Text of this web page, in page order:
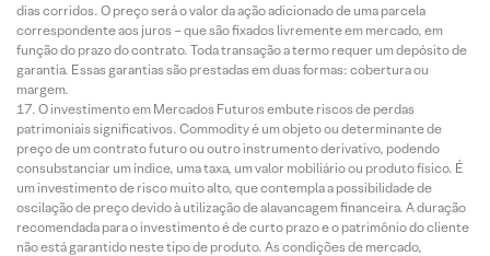
dias corridos. O preço será o valor da ação adicionado de uma parcela
correspondente aos juros – que são fixados livremente em mercado, em
função do prazo do contrato. Toda transação a termo requer um depósito de
garantia. Essas garantias são prestadas em duas formas: cobertura ou
margem.
O investimento em Mercados Futuros embute riscos de perdas
patrimoniais significativos. Commodity é um objeto ou determinante de
preço de um contrato futuro ou outro instrumento derivativo, podendo
consubstanciar um índice, uma taxa, um valor mobiliário ou produto físico. É
um investimento de risco muito alto, que contempla a possibilidade de
oscilação de preço devido à utilização de alavancagem financeira. A duração
recomendada para o investimento é de curto prazo e o patrimônio do cliente
não está garantido neste tipo de produto. As condições de mercado,